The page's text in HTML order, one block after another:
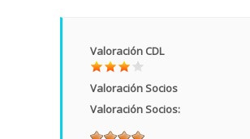
Valoración CDL
Valoración Socios
Valoración Socios: